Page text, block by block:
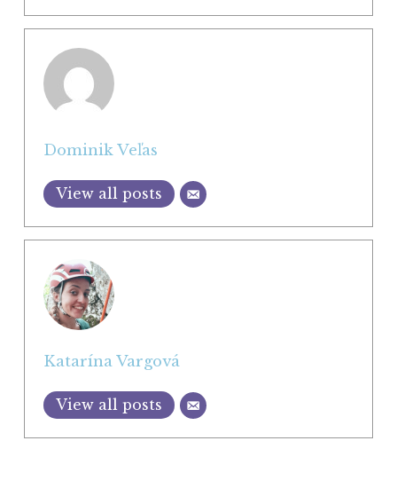
Dominik Veľas
View all posts
Katarína Vargová
View all posts